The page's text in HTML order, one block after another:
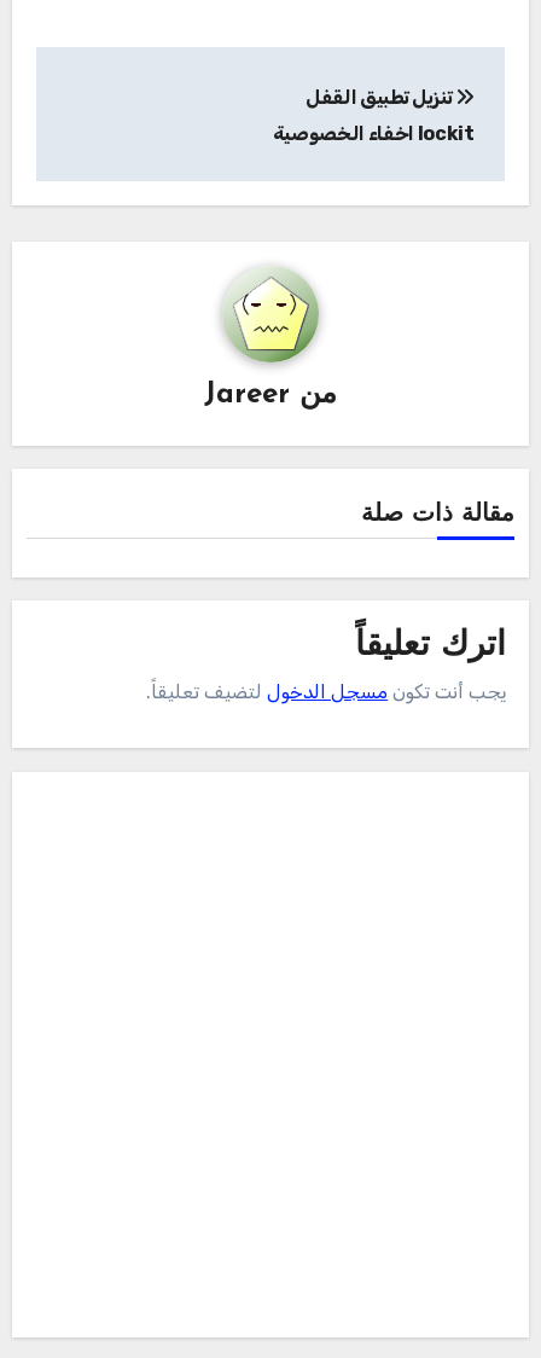
المقالات
تنزيل تطبيق القفل
lockit اخفاء الخصوصية
من Jareer
مقالة ذات صلة
اترك تعليقاً
يجب أنت تكون مسجل الدخوللتضيف تعليقاً.